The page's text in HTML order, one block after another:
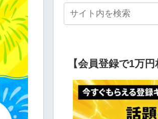
【会員登録で1万円